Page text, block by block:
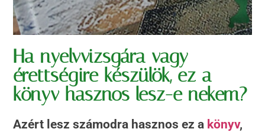
Ha nyelvvizsgára vagy
érettségire készülök, ez a
könyv hasznos lesz-e nekem?
Azért lesz számodra hasznos ez a könyv,